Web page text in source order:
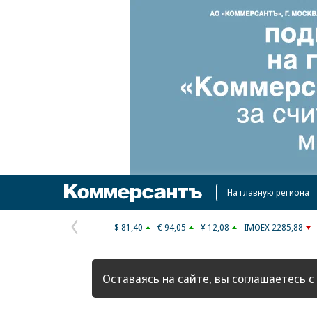
КоммерсантъНа главную региона
Предыдущая
страница
$ 81,40 € 94,05 ¥ 12,08 IMOEX 2285,88
Оставаясь на сайте, вы соглашаетесь с